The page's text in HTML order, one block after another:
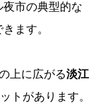
市の典型的な
ます。
上に広がる淡江
トがあります。